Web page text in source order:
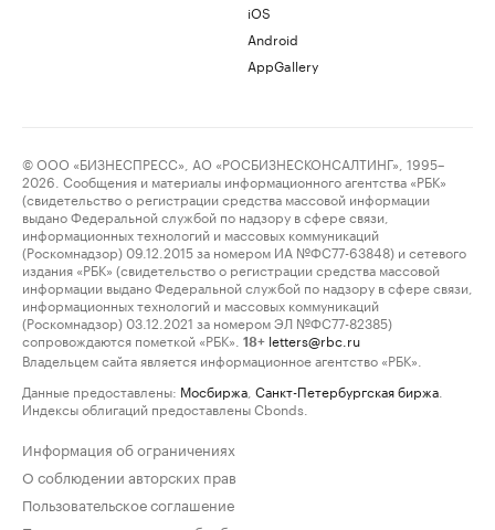
iOS
Android
AppGallery
© ООО «БИЗНЕСПРЕСС», АО «РОСБИЗНЕСКОНСАЛТИНГ», 1995–
2026. Сообщения и материалы информационного агентства «РБК»
(свидетельство о регистрации средства массовой информации
выдано Федеральной службой по надзору в сфере связи,
информационных технологий и массовых коммуникаций
(Роскомнадзор) 09.12.2015 за номером ИА №ФС77-63848) и сетевого
издания «РБК» (свидетельство о регистрации средства массовой
информации выдано Федеральной службой по надзору в сфере связи,
информационных технологий и массовых коммуникаций
(Роскомнадзор) 03.12.2021 за номером ЭЛ №ФС77-82385)
сопровождаются пометкой «РБК».
18+ letters@rbc.ru
Владельцем сайта является информационное агентство «РБК».
Данные предоставлены: Мосбиржа Санкт-Петербургская биржа
Индексы облигаций предоставлены Cbonds.
Информация об ограничениях
О соблюдении авторских прав
Пользовательское соглашение